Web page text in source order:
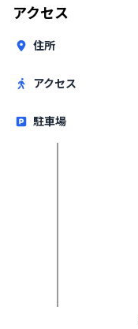
アクセス
住所
アクセス
駐車場